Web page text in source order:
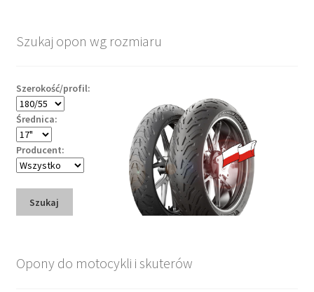
Szukaj opon wg rozmiaru
Szerokość/profil:
Średnica:
Producent:
Szukaj
Opony do motocykli i skuterów